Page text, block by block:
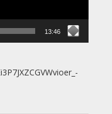
13:46